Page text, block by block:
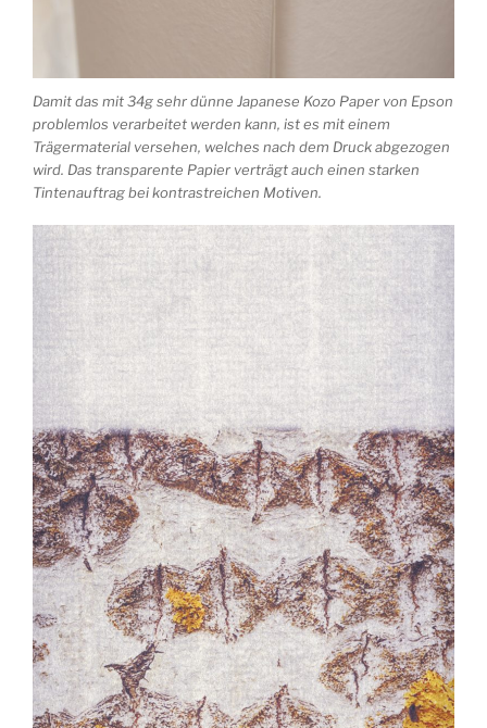
Damit das mit 34g sehr dünne Japanese Kozo Paper von Epson
problemlos verarbeitet werden kann, ist es mit einem
Trägermaterial versehen, welches nach dem Druck abgezogen
wird. Das transparente Papier verträgt auch einen starken
Tintenauftrag bei kontrastreichen Motiven.